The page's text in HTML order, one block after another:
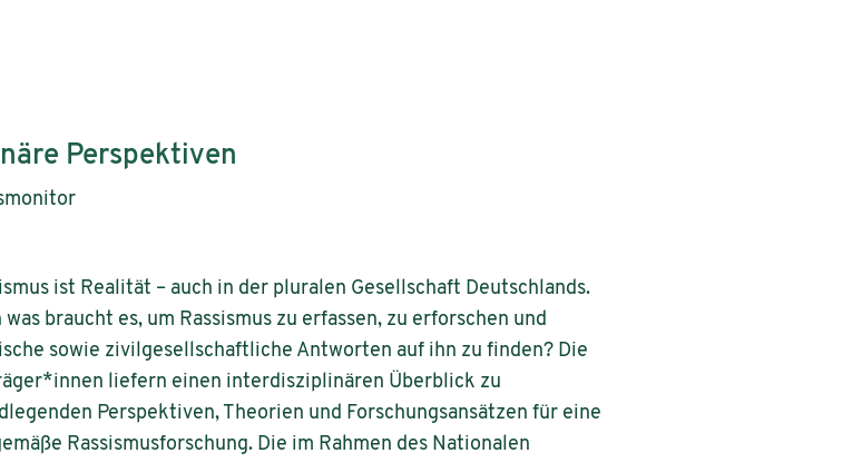
Perspektiven
ist Realität – auch in der pluralen Gesellschaft Deutschlands.
was braucht es, um Rassismus zu erfassen, zu erforschen und
sowie zivilgesellschaftliche Antworten auf ihn zu finden? Die
liefern einen interdisziplinären Überblick zu
Perspektiven, Theorien und Forschungsansätzen für eine
Rassismusforschung. Die im Rahmen des Nationalen